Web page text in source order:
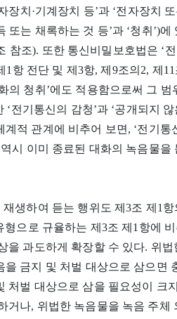
장치·기계장치 등’과 ‘전자장치
또는 채록하는 것 등’과 ‘청취’)
참조). 또한 통신비밀보호법은 ‘
1항 전단 및 제3항, 제9조의2, 제
의 청취’에도 적용함으로써 그
‘전기통신의 감청’과 ‘공개되지
적 관계에 비추어 보면, ‘전기통
시 이미 종료된 대화의 녹음물
생하여 듣는 행위도 제3조 제1항
형으로 규율하는 제3조 제1항에
을 과도하게 확장할 수 있다. 위
을 금지 및 처벌 대상으로 삼으면
처벌 대상으로 삼을 필요성이 크
거나, 위법한 녹음물을 녹음 주체